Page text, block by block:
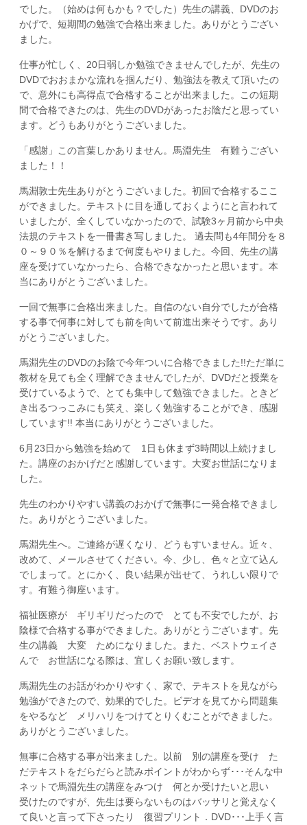
でした。（始めは何もかも？でした）先生の講義、DVDのお
かげで、短期間の勉強で合格出来ました。ありがとうござい
ました。
仕事が忙しく、20日弱しか勉強できませんでしたが、先生の
DVDでおおまかな流れを掴んだり、勉強法を教えて頂いたの
で、意外にも高得点で合格することが出来ました。この短期
間で合格できたのは、先生のDVDがあったお陰だと思ってい
ます。どうもありがとうございました。
「感謝」この言葉しかありません。馬淵先生 有難うござい
ました！！
馬淵敦士先生ありがとうございました。初回で合格するここ
ができました。テキストに目を通しておくようにと言われて
いましたが、全くしていなかったので、試験3ヶ月前から中央
法規のテキストを一冊書き写しました。 過去問も4年間分を８
０～９０％を解けるまで何度もやりました。今回、先生の講
座を受けていなかったら、合格できなかったと思います。本
当にありがとうございました。
一回で無事に合格出来ました。自信のない自分でしたが合格
する事で何事に対しても前を向いて前進出来そうです。あり
がとうございました。
馬淵先生のDVDのお陰で今年ついに合格できました!!ただ単に
教材を見ても全く理解できませんでしたが、DVDだと授業を
受けているようで、とても集中して勉強できました。ときど
き出るつっこみにも笑え、楽しく勉強することができ、感謝
しています!! 本当にありがとうございました。
6月23日から勉強を始めて 1日も休まず3時間以上続けまし
た。講座のおかげだと感謝しています。大変お世話になりま
した。
先生のわかりやすい講義のおかげで無事に一発合格できまし
た。ありがとうございました。
馬淵先生へ。ご連絡が遅くなり、どうもすいません。近々、
改めて、メールさせてください。今、少し、色々と立て込ん
でしまって。とにかく、良い結果が出せて、うれしい限りで
す。有難う御座います。
福祉医療が ギリギリだったので とても不安でしたが、お
陰様で合格する事ができました。ありがとうございます。先
生の講義 大変 ためになりました。また、ベストウェイさ
んで お世話になる際は、宜しくお願い致します。
馬淵先生のお話がわかりやすく、家で、テキストを見ながら
勉強ができたので、効果的でした。ビデオを見てから問題集
をやるなど メリハリをつけてとりくむことができました。
ありがとうございました。
無事に合格する事が出来ました。以前 別の講座を受け た
だテキストをだらだらと読みポイントがわからず･･･そんな中
ネットで馬淵先生の講座をみつけ 何とか受けたいと思い
受けたのですが、先生は要らないものはバッサリと覚えなく
て良いと言って下さったり 復習プリント．DVD･･･上手く言